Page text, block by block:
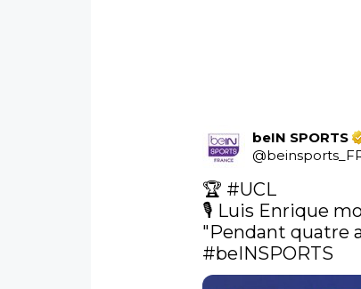
beIN SPORTS
@
🏆 #UCL
🎙️ Luis Enrique
#beINSPORTS